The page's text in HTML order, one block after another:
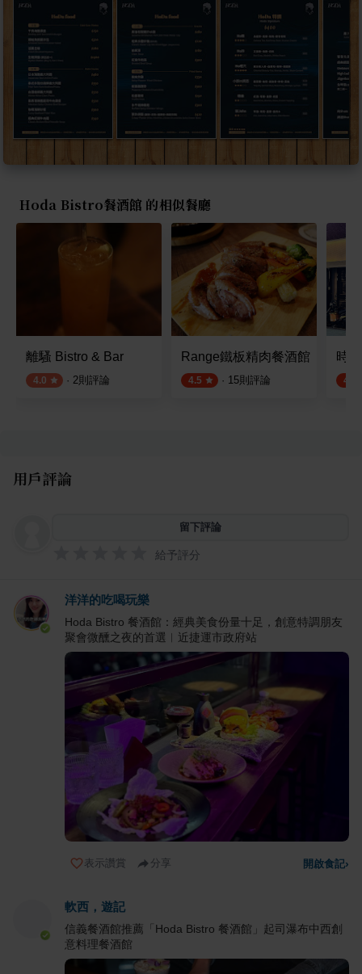
Hoda Bistro餐酒館 的相似餐廳
離騷 Bistro & Bar
4.0 · 2則評論
Range鐵板精肉餐酒館
4.5 · 15則評論
時
4.8
用戶評論
留下評論
給予評分
洋洋的吃喝玩樂
Hoda Bistro 餐酒館：經典美食份量十足，創意特調朋友
聚會微醺之夜的首選︱近捷運市政府站
表示讚賞 分享 開啟食記›
軟西，遊記
信義餐酒館推薦「Hoda Bistro 餐酒館」起司瀑布中西創
意料理餐酒館